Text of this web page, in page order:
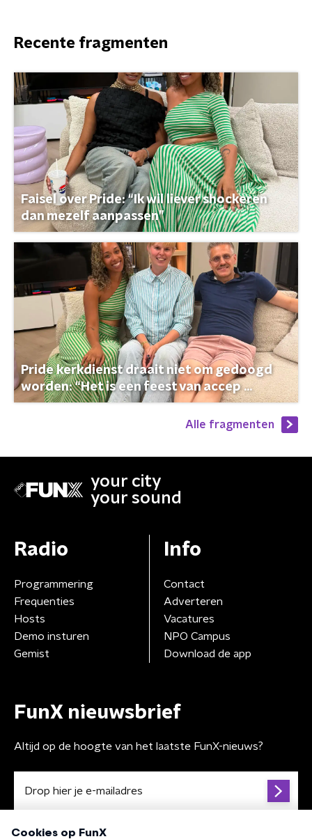
Recente fragmenten
Faisel over Pride: “Ik wil liever shockeren
dan mezelf aanpassen”
Pride kerkdienst draait niet om gedoogd
worden: “Het is een feest van accep ...
Alle fragmenten
your city
your sound
Radio
Programmering
Frequenties
Hosts
Demo insturen
Gemist
Info
Contact
Adverteren
Vacatures
NPO Campus
Download de app
FunX nieuwsbrief
Altijd op de hoogte van het laatste FunX-nieuws?